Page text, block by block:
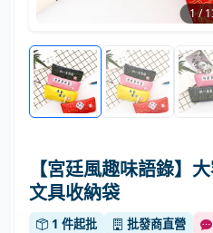
1/
【宮廷風趣味語錄】
文具收納袋
1 件起批 批發商直營